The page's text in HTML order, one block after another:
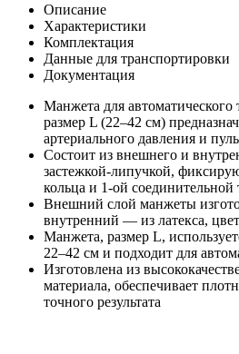
Описание
Характеристики
Комплектация
Данные для транспортировки
Документация
Манжета для
размер L (22–42 см)
артериального давления и
Состоит из внешнего и
застежкой-липучкой,
кольца и 1-ой соединительной
Внешний слой манжеты
внутренний — из латекса,
Манжета, размер L,
22–42 см и подходит для
Изготовлена из
материала, обеспечивает
точного результата